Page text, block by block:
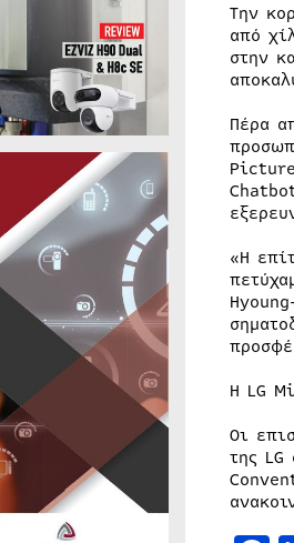
Την
από
στην
Πέρα
«Η
Η LG
Οι
της